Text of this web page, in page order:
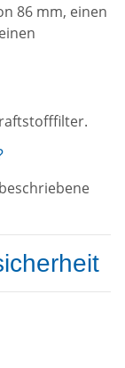
86 mm, einen